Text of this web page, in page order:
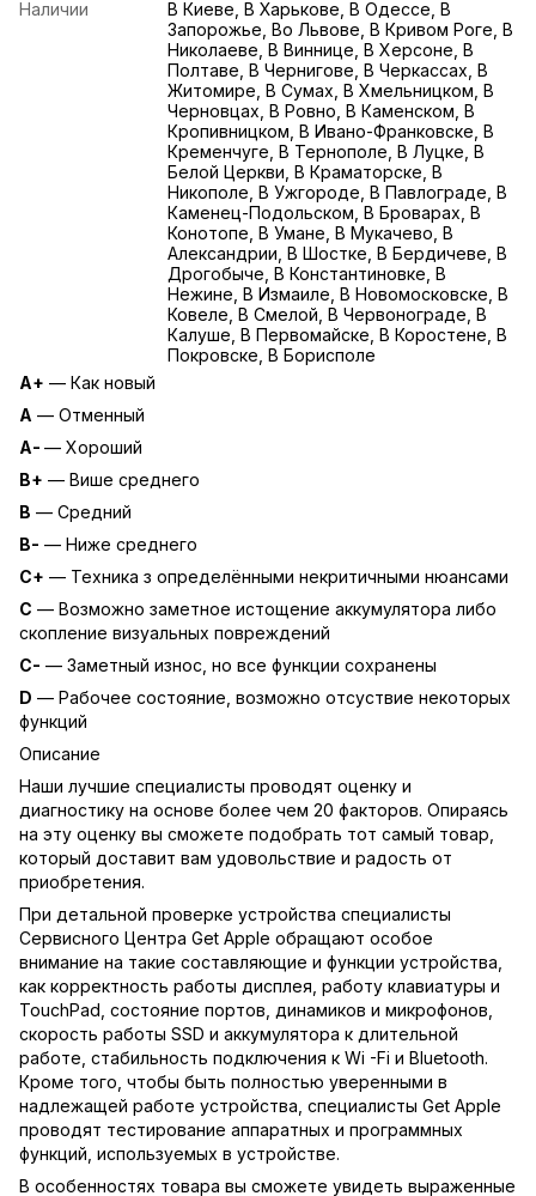
Наличии
В Киеве, В Харькове, В Одессе, В
Запорожье, Во Львове, В Кривом Роге, В
Николаеве, В Виннице, В Херсоне, В
Полтаве, В Чернигове, В Черкассах, В
Житомире, В Сумах, В Хмельницком, В
Черновцах, В Ровно, В Каменском, В
Кропивницком, В Ивано-Франковске, В
Кременчуге, В Тернополе, В Луцке, В
Белой Церкви, В Краматорске, В
Никополе, В Ужгороде, В Павлограде, В
Каменец-Подольском, В Броварах, В
Конотопе, В Умане, В Мукачево, В
Александрии, В Шостке, В Бердичеве, В
Дрогобыче, В Константиновке, В
Нежине, В Измаиле, В Новомосковске, В
Ковеле, В Смелой, В Червонограде, В
Калуше, В Первомайске, В Коростене, В
Покровске, В Борисполе
A+ — Как новый
A — Отменный
A- — Хороший
B+ — Више среднего
B — Средний
B- — Ниже среднего
C+ — Техника з определёнными некритичными нюансами
C — Возможно заметное истощение аккумулятора либо
скопление визуальных повреждений
C- — Заметный износ, но все функции сохранены
D — Рабочее состояние, возможно отсуствие некоторых
функций
Описание
Наши лучшие специалисты проводят оценку и
диагностику на основе более чем 20 факторов. Опираясь
на эту оценку вы сможете подобрать тот самый товар,
который доставит вам удовольствие и радость от
приобретения.
При детальной проверке устройства специалисты
Сервисного Центра Get Apple обращают особое
внимание на такие составляющие и функции устройства,
как корректность работы дисплея, работу клавиатуры и
TouchPad, состояние портов, динамиков и микрофонов,
скорость работы SSD и аккумулятора к длительной
работе, стабильность подключения к Wi -Fi и Bluetooth.
Кроме того, чтобы быть полностью уверенными в
надлежащей работе устройства, специалисты Get Apple
проводят тестирование аппаратных и программных
функций, используемых в устройстве.
В особенностях товара вы сможете увидеть выраженные